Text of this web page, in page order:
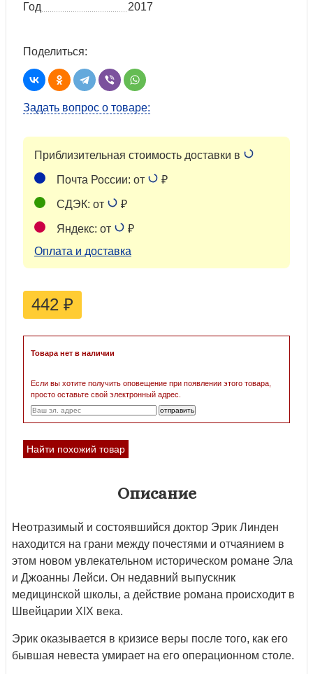
Год
2017
Поделиться:
Задать вопрос о товаре:
Приблизительная стоимость доставки в
Почта России: от ₽
СДЭК: от ₽
Яндекс: от
₽
Оплата и доставка
442 ₽
Товара нет в наличии
Если вы хотите получить оповещение при появлении этого товара,
просто оставьте свой электронный адрес.
Найти похожий товар
Описание
Неотразимый и состоявшийся доктор Эрик Линден
находится на грани между почестями и отчаянием в
этом новом увлекательном историческом романе Эла
и Джоанны Лейси. Он недавний выпускник
медицинской школы, а действие романа происходит в
Швейцарии ХІХ века.
Эрик оказывается в кризисе веры после того, как его
бывшая невеста умирает на его операционном столе.